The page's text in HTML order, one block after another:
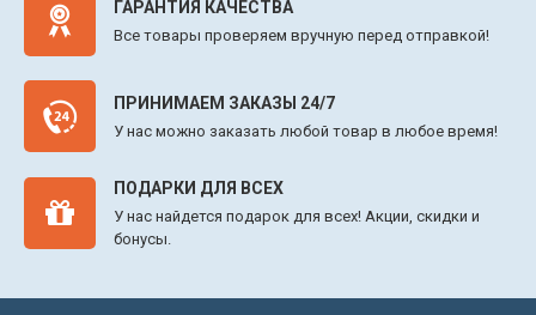
ГАРАНТИЯ КАЧЕСТВА
Все товары проверяем вручную перед отправкой!
ПРИНИМАЕМ ЗАКАЗЫ 24/7
У нас можно заказать любой товар в любое время!
ПОДАРКИ ДЛЯ ВСЕХ
У нас найдется подарок для всех! Акции, скидки и
бонусы.